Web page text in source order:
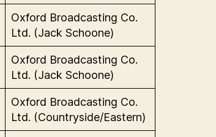
Oxford Broadcasting Co.
Ltd. (Jack Schoone)
Oxford Broadcasting Co.
Ltd. (Jack Schoone)
Oxford Broadcasting Co.
Ltd. (Countryside/Eastern)